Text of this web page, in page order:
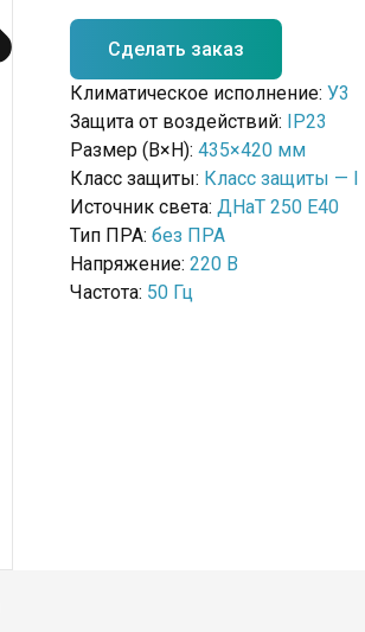
Сделать заказ
Климатическое исполнение: У3
Защита от воздействий: IP23
Размер (B×H): 435×420 мм
Класс защиты: Класс защиты — I
Источник света: ДНаТ 250 Е40
Тип ПРА: без ПРА
Напряжение: 220 В
Частота: 50 Гц